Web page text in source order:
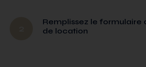
Remplissez le formulaire
de location